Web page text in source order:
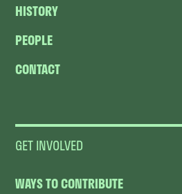
HISTORY
PEOPLE
CONTACT
GET INVOLVED
WAYS TO CONTRIBUTE